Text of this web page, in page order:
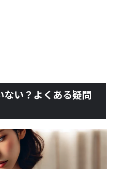
い？よくある疑問